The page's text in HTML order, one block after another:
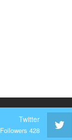
Twitter
Followers 428